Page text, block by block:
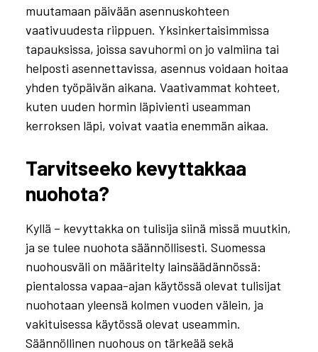
muutamaan päivään asennuskohteen
vaativuudesta riippuen. Yksinkertaisimmissa
tapauksissa, joissa savuhormi on jo valmiina tai
helposti asennettavissa, asennus voidaan hoitaa
yhden työpäivän aikana. Vaativammat kohteet,
kuten uuden hormin läpivienti useamman
kerroksen läpi, voivat vaatia enemmän aikaa.
Tarvitseeko kevyttakkaa
nuohota?
Kyllä – kevyttakka on tulisija siinä missä muutkin,
ja se tulee nuohota säännöllisesti. Suomessa
nuohousväli on määritelty lainsäädännössä:
pientalossa vapaa-ajan käytössä olevat tulisijat
nuohotaan yleensä kolmen vuoden välein, ja
vakituisessa käytössä olevat useammin.
Säännöllinen nuohous on tärkeää sekä